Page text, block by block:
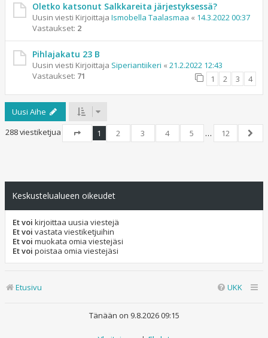
Oletko katsonut Salkkareita järjestyksessä?
Uusin viesti Kirjoittaja Ismobella Taalasmaa « 14.3.2022 00:37
Vastaukset: 2
Pihlajakatu 23 B
Uusin viesti Kirjoittaja Siperiantiikeri « 21.2.2022 12:43
Vastaukset: 71 1 2 3 4
Uusi Aihe
288 viestiketjua
Sivu1
1 2 3 4 5 …
12
Keskustelualueen oikeudet
Et voi kirjoittaa uusia viestejä
Et voi vastata viestiketjuihin
Et voi muokata omia viestejäsi
Et voi poistaa omia viestejäsi
Etusivu UKK
Tänään on 9.8.2026 09:15